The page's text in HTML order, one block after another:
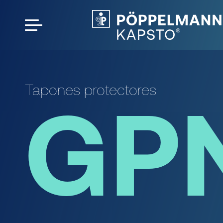
Tapones protectores